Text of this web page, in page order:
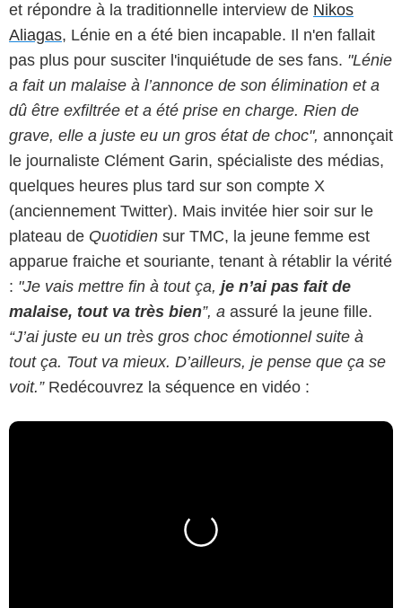
et répondre à la traditionnelle interview de Nikos
Aliagas, Lénie en a été bien incapable. Il n'en fallait
pas plus pour susciter l'inquiétude de ses fans. "Lénie
a fait un malaise à l’annonce de son élimination et a
dû être exfiltrée et a été prise en charge. Rien de
grave, elle a juste eu un gros état de choc", annonçait
le journaliste Clément Garin, spécialiste des médias,
quelques heures plus tard sur son compte X
(anciennement Twitter). Mais invitée hier soir sur le
plateau de Quotidien sur TMC, la jeune femme est
apparue fraiche et souriante, tenant à rétablir la vérité
: "Je vais mettre fin à tout ça, je n’ai pas fait de
malaise, tout va très bien”, a assuré la jeune fille.
“J’ai juste eu un très gros choc émotionnel suite à
tout ça. Tout va mieux. D’ailleurs, je pense que ça se
voit.” Redécouvrez la séquence en vidéo :